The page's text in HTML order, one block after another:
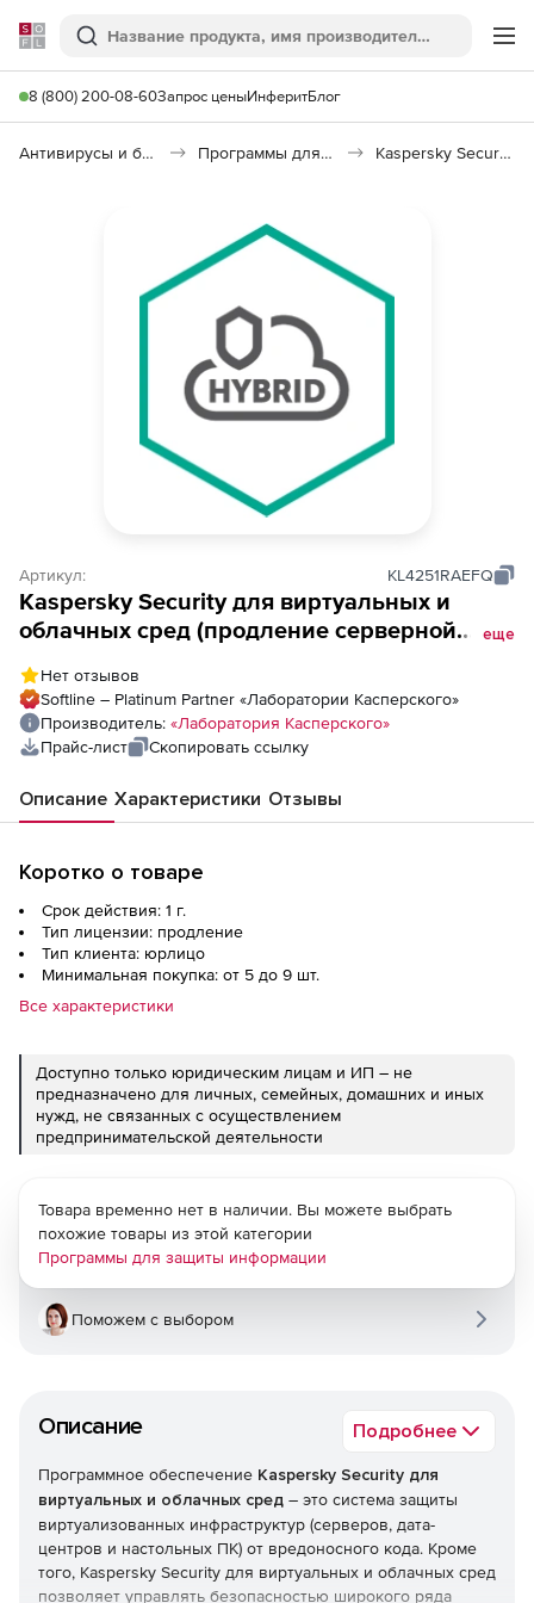
Softline
Поиск
8 (800) 200-08-60Запрос ценыИнферитБлог
Антивирусы и безопасность Программы для защиты информации Kaspersky Security для виртуальных и облачных сред
Артикул: KL4251RAEFQ
Kaspersky Security для виртуальных и
облачных сред (продление серверной
учреждений), Версия на 1 год. Количество
виртуальных серверов
еще
Нет отзывов
Softline – Platinum Partner «Лаборатории Касперского»
Производитель: «Лаборатория Касперского»
Прайс-лист
Скопировать ссылку
Описание Характеристики Отзывы
Коротко о товаре
Срок действия: 1 г.
Тип лицензии: продление
Тип клиента: юрлицо
Минимальная покупка: от 5 до 9 шт.
Все характеристики
Доступно только юридическим лицам и ИП – не
предназначено для личных, семейных, домашних и иных
нужд, не связанных с осуществлением
предпринимательской деятельности
Описание Подробнее
Программное обеспечение Kaspersky Security для
виртуальных и облачных сред – это система защиты
виртуализованных инфраструктур (серверов, дата-
центров и настольных ПК) от вредоносного кода. Кроме
того, Kaspersky Security для виртуальных и облачных сред
позволяет управлять безопасностью широкого ряда
Товара временно нет в наличии. Вы можете выбрать
похожие товары из этой категории
Программы для защиты информации
Поможем с выбором